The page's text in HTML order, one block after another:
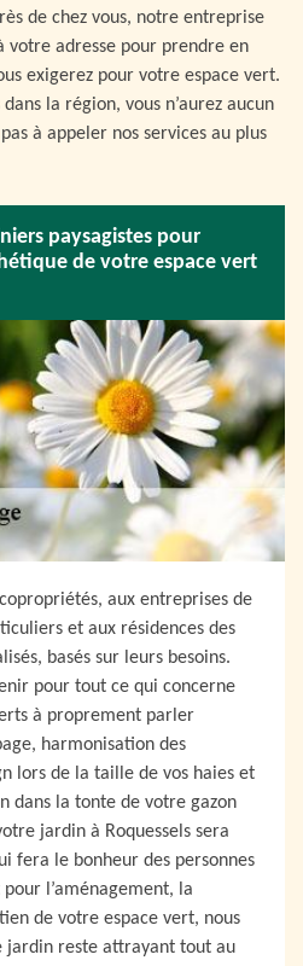
de chez vous, notre entreprise
votre adresse pour prendre en
exigerez pour votre espace vert.
la région, vous n’aurez aucun
à appeler nos services au plus
paysagistes pour
de votre espace vert
aux entreprises de
et aux résidences des
basés sur leurs besoins.
pour tout ce qui concerne
à proprement parler
harmonisation des
lors de la taille de vos haies et
dans la tonte de votre gazon
jardin à Roquessels sera
fera le bonheur des personnes
l’aménagement, la
de votre espace vert, nous
jardin reste attrayant tout au